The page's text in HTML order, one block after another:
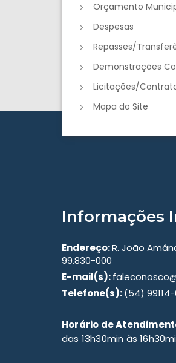
Orçamento
Despesas
Repasses/
Demonstrações
Licitações/
Mapa do Site
Informações
Endereço:R. João
99.830-000
E-mail(s):
Telefone(s):(54)
Horário de
das 13h30min às